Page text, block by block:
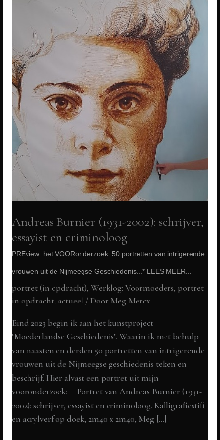
Andreas Burnier (1931-2002): schrijver,
essayist en criminoloog
PREview: het VOORonderzoek: 50 portretten van intrigerende
vrouwen uit de Nijmeegse Geschiedenis...* LEES MEER...
portret (in opdracht),Werklog: Voormoeders, portret
in opdracht, actueel / Door Meg Mercx
Eind 2023 begin ik aan het kunstproject
‘Moederlandse Geschiedenis’. Waarin ik met behulp
van naasten en derden 50 portretten van intrigerende
vrouwen uit de Nijmeegse geschiedenis teken en
beschrijf. Hier alvast een portret uit mijn
vooronderzoek: Portret van Andreas Burnier (1931-
2002): schrijver, essayist en criminoloog. Kalligrafiestift
en acrylverf op doek, 2m40 x 2m40, Meg […]